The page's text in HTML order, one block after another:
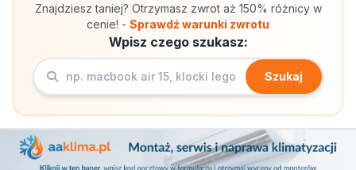
Znajdziesz taniej? Otrzymasz zwrot aż 150% różnicy w
cenie! - Sprawdź warunki zwrotu
Wpisz czego szukasz:
Szukaj